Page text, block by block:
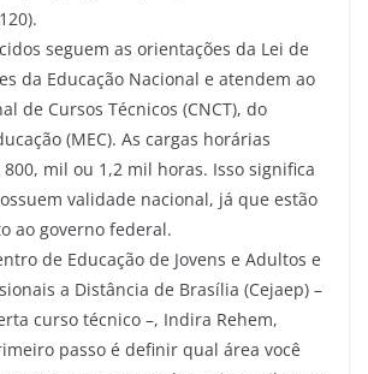
seguem as orientações da Lei de
da Educação Nacional e atendem ao
de Cursos Técnicos (CNCT), do
(MEC). As cargas horárias
mil ou 1,2 mil horas. Isso significa
validade nacional, já que estão
ao governo federal.
de Educação de Jovens e Adultos e
a Distância de Brasília (Cejaep) –
curso técnico –, Indira Rehem,
passo é definir qual área você